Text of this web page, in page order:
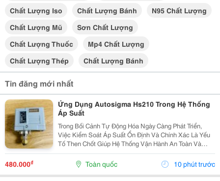
Chất Lượng Iso
Chất Lượng Bánh
N95 Chất Lượng
Chất Lượng Mũ
Sơn Chất Lượng
Chất Lượng Thuốc
Mp4 Chất Lượng
Chất Lượng Thép
Chất Lượng Bánh
Tin đăng mới nhất
Ứng Dụng Autosigma Hs210 Trong Hệ Thống
Áp Suất
Trong Bối Cảnh Tự Động Hóa Ngày Càng Phát Triển,
Việc Kiểm Soát Áp Suất Ổn Định Và Chính Xác Là Yếu
Tố Then Chốt Giúp Hệ Thống Vận Hành An Toàn Và
Hiệu Quả. Công Tắc Áp Suất Autosigma Hs210 Là Thiết
Bị Được Nhiều Doanh Nghiệp Lựa Chọn Nhờ Độ Tin
480.000₫ Toàn quốc 10 phút trước